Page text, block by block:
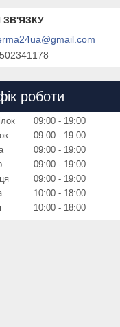
роботи
09:00
19:00
09:00
19:00
09:00
19:00
09:00
19:00
09:00
19:00
10:00
18:00
10:00 18:00